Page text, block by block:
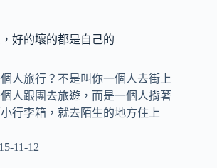
好的壞的都是自己的
人旅行？不是叫你一個人去街上
人跟團去旅遊，而是一個人揹著
行李箱，就去陌生的地方住上
11-12